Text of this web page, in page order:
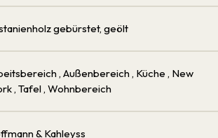
gebürstet, geölt
, Außenbereich , Küche , New
, Tafel , Wohnbereich
& Kahleyss